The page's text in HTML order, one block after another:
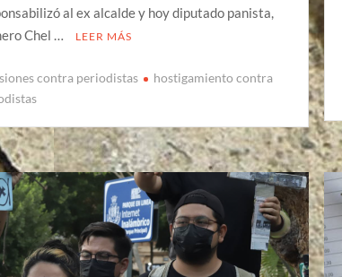
al ex alcalde y hoy diputado panista,
Chel …
LEER MÁS
contra periodistas
hostigamiento contra